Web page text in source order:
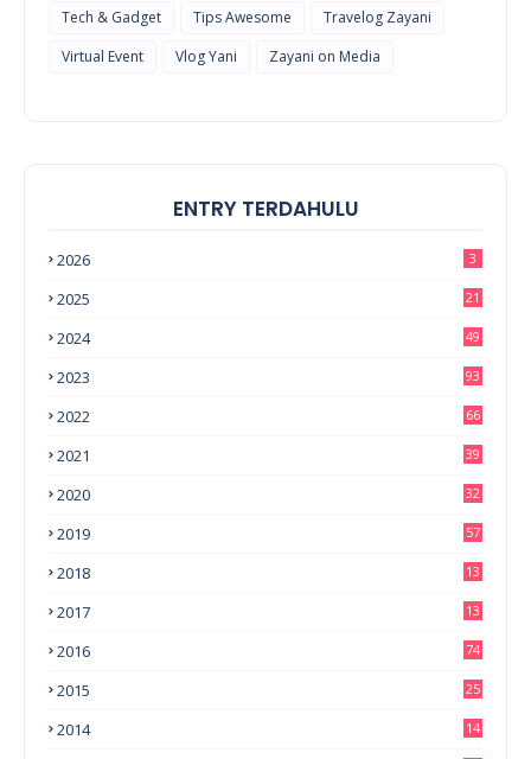
Tech & Gadget
Tips Awesome
Travelog Zayani
Virtual Event
Vlog Yani Zayani on Media
ENTRY TERDAHULU
2026 3
2025 21
2024 49
2023 93
2022 66
2021 39
2020 32
2019 57
2018
13
2017
13
2016 74
2015 25
2014
14